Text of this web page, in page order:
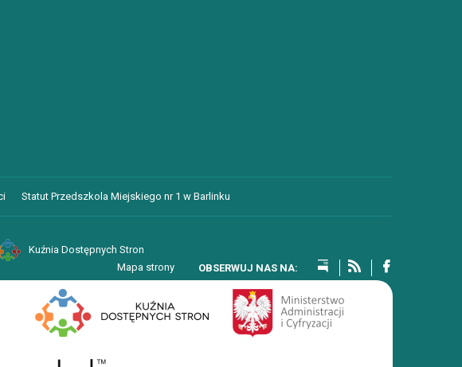
Statut Przedszkola Miejskiego nr 1 w Barlinku
Kuźnia Dostępnych Stron
Mapa strony